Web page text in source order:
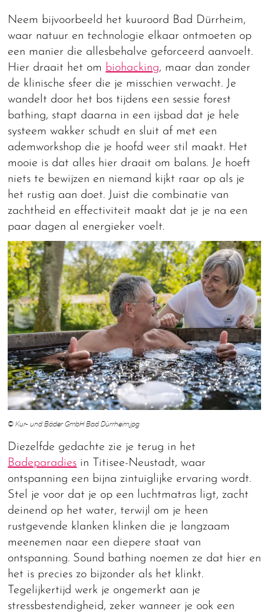
Neem bijvoorbeeld het kuuroord Bad Dürrheim,
waar natuur en technologie elkaar ontmoeten op
een manier die allesbehalve geforceerd aanvoelt.
Hier draait het om biohacking, maar dan zonder
de klinische sfeer die je misschien verwacht. Je
wandelt door het bos tijdens een sessie forest
bathing, stapt daarna in een ijsbad dat je hele
systeem wakker schudt en sluit af met een
ademworkshop die je hoofd weer stil maakt. Het
mooie is dat alles hier draait om balans. Je hoeft
niets te bewijzen en niemand kijkt raar op als je
het rustig aan doet. Juist die combinatie van
zachtheid en effectiviteit maakt dat je je na een
paar dagen al energieker voelt.
© Kur- und Bäder GmbH Bad Dürrheim.jpg
Diezelfde gedachte zie je terug in het
Badeparadies in Titisee-Neustadt, waar
ontspanning een bijna zintuiglijke ervaring wordt.
Stel je voor dat je op een luchtmatras ligt, zacht
deinend op het water, terwijl om je heen
rustgevende klanken klinken die je langzaam
meenemen naar een diepere staat van
ontspanning. Sound bathing noemen ze dat hier en
het is precies zo bijzonder als het klinkt.
Tegelijkertijd werk je ongemerkt aan je
stressbestendigheid, zeker wanneer je ook een